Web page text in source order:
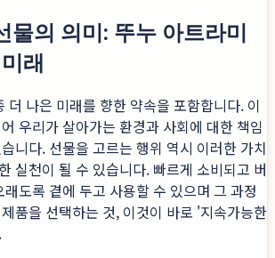
물의 의미: 뚜누 아트라미
래
더 나은 미래를 향한 약속을 포함합니다. 이
우리가 살아가는 환경과 사회에 대한 책임
니다. 선물을 고르는 행위 역시 이러한 가치
실천이 될 수 있습니다. 빠르게 소비되고 버
도록 곁에 두고 사용할 수 있으며 그 과정
품을 선택하는 것, 이것이 바로 '지속가능한